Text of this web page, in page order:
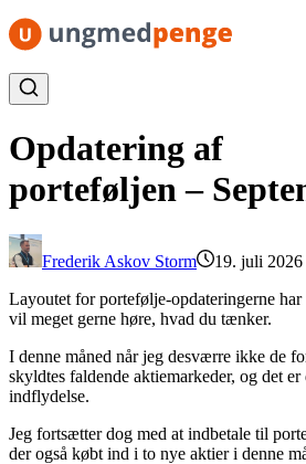
Spring til indhold
Opdatering af
porteføljen –
Frederik Askov Storm
19. juli 2026
Layoutet for portefølje-opdateringerne
vil meget gerne høre, hvad du tænker.
I denne måned når jeg desværre ikke de
skyldtes faldende aktiemarkeder, og det
indflydelse.
Jeg fortsætter dog med at indbetale til
der også købt ind i to nye aktier i denne